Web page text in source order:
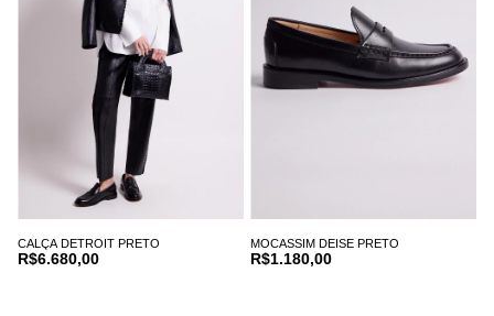
CALÇA DETROIT PRETO
R$6.680,00
MOCASSIM DEISE PRETO
R$1.180,00